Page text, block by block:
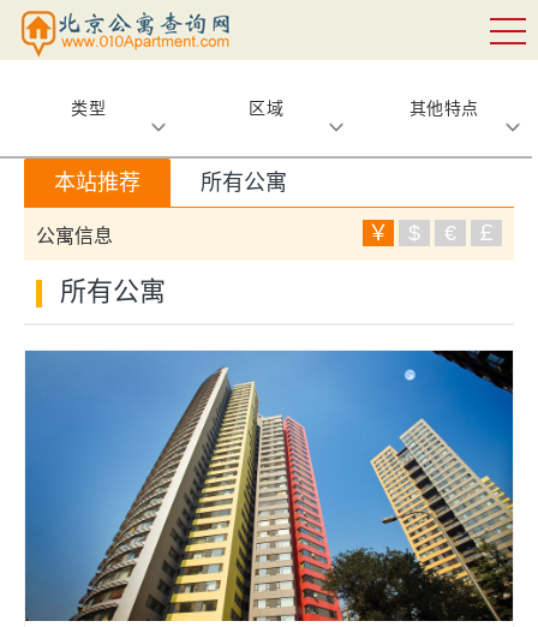
类型 区域 其他特点
本站推荐 所有公寓
公寓信息 ￥ $ € ￡
所有公寓